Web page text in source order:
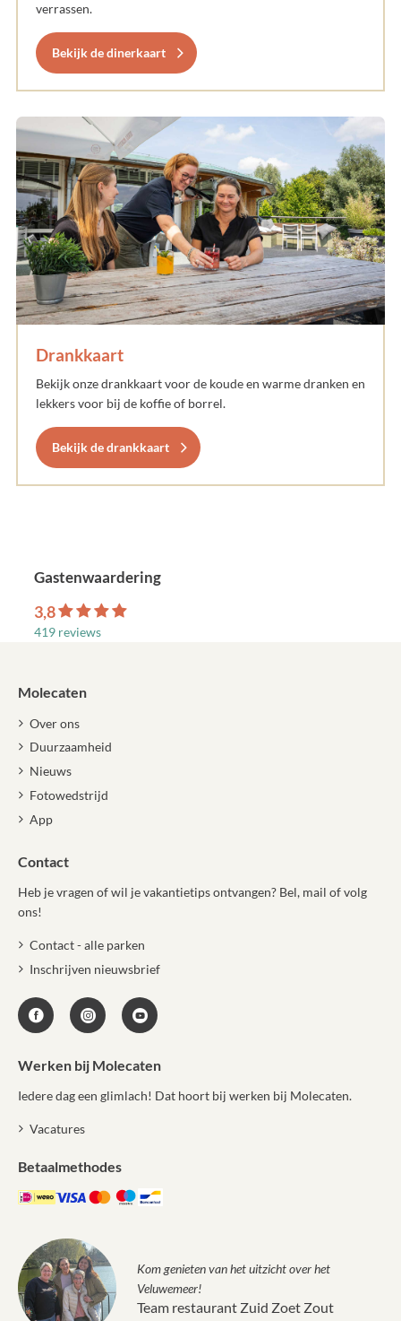
verrassen.
Bekijk de dinerkaart
Drankkaart
Bekijk onze drankkaart voor de koude en warme dranken en
lekkers voor bij de koffie of borrel.
Bekijk de drankkaart
Gastenwaardering
3,8
419 reviews
Molecaten
Over ons
Duurzaamheid
Nieuws
Fotowedstrijd
App
Contact
Heb je vragen of wil je vakantietips ontvangen? Bel, mail of volg
ons!
Contact - alle parken
Inschrijven nieuwsbrief
Werken bij Molecaten
Iedere dag een glimlach! Dat hoort bij werken bij Molecaten.
Vacatures
Betaalmethodes
Kom genieten van het uitzicht over het
Veluwemeer!
Team restaurant Zuid Zoet Zout